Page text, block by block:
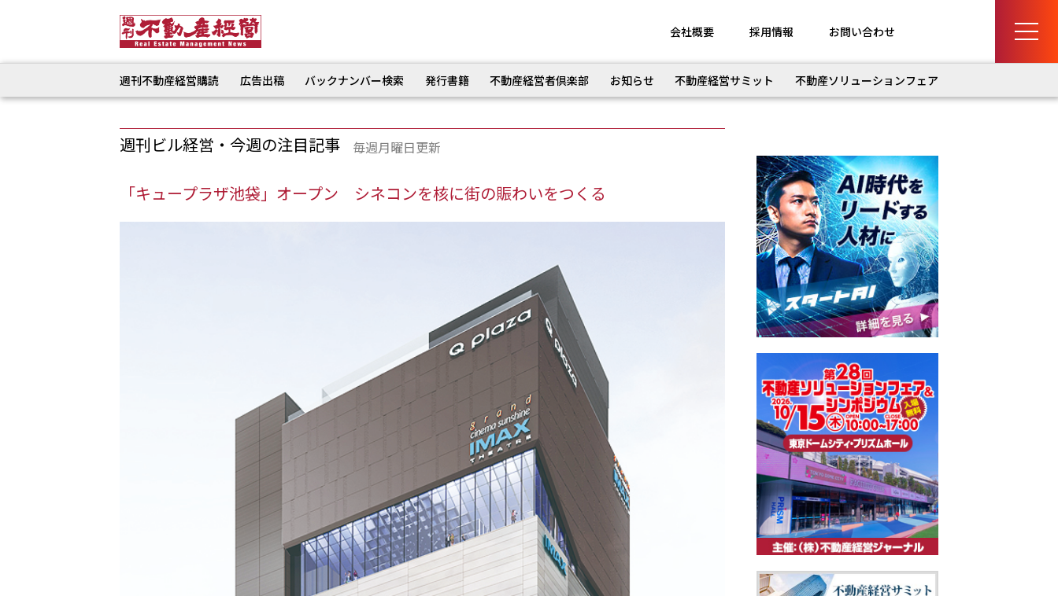
会社概要 採用情報 お問い合わせ
週刊不動産経営購読 広告出稿 バックナンバー検索 発行書籍 不動産経営者倶楽部 お知らせ 不動産経営サミット 不動産ソリューションフェア
週刊ビル経営・今週の注目記事 毎週月曜日更新
「キュープラザ池袋」オープン シネコンを核に街の賑わいをつくる